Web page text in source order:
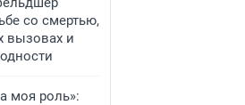
со смертью,
вызовах и
моя роль»: